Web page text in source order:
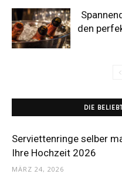
den
DIE
Serviettenringe selber
Ihre Hochzeit 2026
MÄRZ 24, 2026